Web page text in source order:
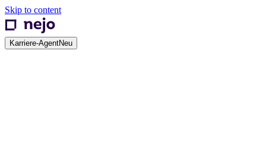
Skip to content
Karriere-AgentNeu